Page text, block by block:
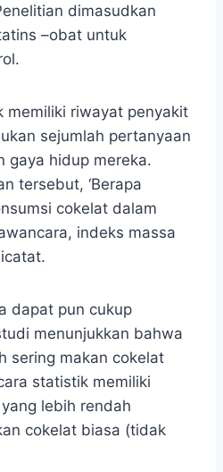
dimasudkan
–obat untuk
memiliki riwayat penyakit
sejumlah pertanyaan
gaya hidup mereka.
tersebut, ‘Berapa
cokelat dalam
indeks massa
dapat pun cukup
menunjukkan bahwa
sering makan cokelat
statistik memiliki
lebih rendah
cokelat biasa (tidak